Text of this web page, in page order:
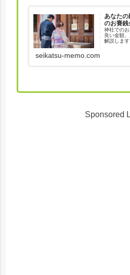
あなた
のお賽銭
神社での
良い金額
解説します
seikatsu-memo.com
Sponsored